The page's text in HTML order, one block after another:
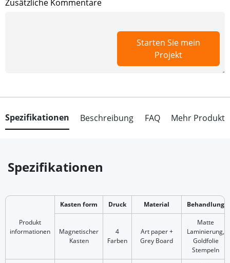
Zusätzliche Kommentare
Starten Sie mein
Projekt
Spezifikationen Beschreibung FAQ Mehr Produkt
Spezifikationen
Produkt
informationen
Kasten form Druck Material Behandlung
Magnetischer
Kasten
4
Farben
Art paper +
Grey Board
Matte
Laminierung,
Goldfolie
Stempeln